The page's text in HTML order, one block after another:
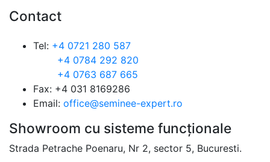
Contact
Tel: +4 0721 280 587
+4 0784 292 820
+4 0763 687 665
Fax: +4 031 8169286
Email: office@seminee-expert.ro
Showroom cu sisteme funcționale
Strada Petrache Poenaru, Nr 2, sector 5, Bucuresti.